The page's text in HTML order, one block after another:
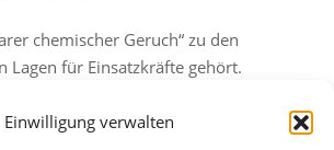
Einwilligung verwalten
chemischer Geruch“ zu den
Lagen für Einsatzkräfte gehört.
in der Mittleren